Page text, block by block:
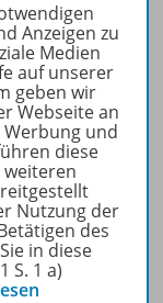
Anzeigen zu
Medien
auf unserer
geben wir
Webseite an
und
diese
Nutzung der
des
in diese
S. 1 a)